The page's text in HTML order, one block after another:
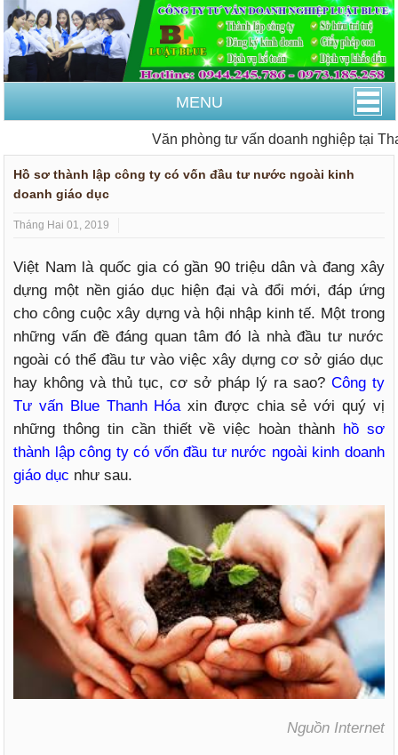
MENU
Văn phòng tư vấn doanh nghiệp tại
Hồ sơ thành lập công ty có vốn đầu tư nước ngoài kinh
doanh giáo dục
Tháng Hai 01, 2019
Việt Nam là quốc gia có gần 90 triệu dân và đang xây
dựng một nền giáo dục hiện đại và đổi mới, đáp ứng
cho công cuộc xây dựng và hội nhập kinh tế. Một trong
những vấn đề đáng quan tâm đó là nhà đầu tư nước
ngoài có thể đầu tư vào việc xây dựng cơ sở giáo dục
hay không và thủ tục, cơ sở pháp lý ra sao?Công ty
Tư vấn Blue Thanh Hóaxin được chia sẻ với quý vị
những thông tin cần thiết về việc hoàn thànhhồ sơ
thành lập công ty có vốn đầu tư nước ngoài kinh doanh
giáo dục như sau.
Nguồn Internet